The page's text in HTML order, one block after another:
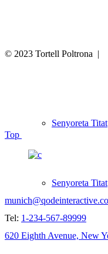
Senyoreta Titat
Senyoreta Titat
© 2023 Tortell Poltrona |
Top
Tel: 1-234-567-89999
620 Eighth Avenue, New